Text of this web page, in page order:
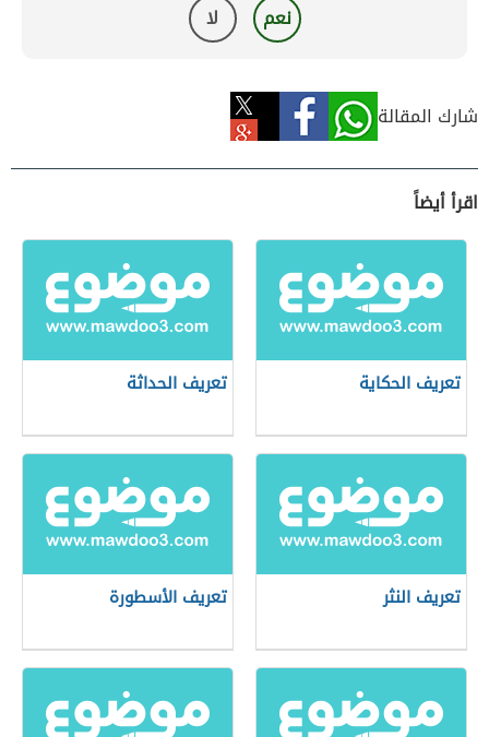
نعم لا
شارك المقالة
اقرأ أيضاً
تعريف الحكاية تعريف الحداثة
تعريف النثر تعريف الأسطورة